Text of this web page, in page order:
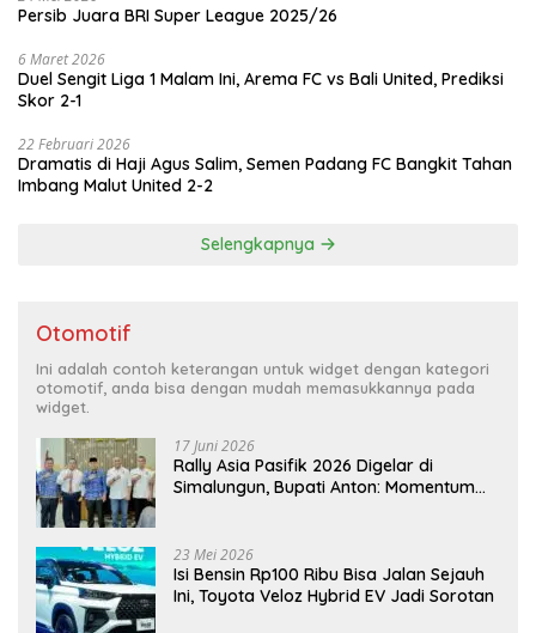
Persib Juara BRI Super League 2025/26
6 Maret 2026
Duel Sengit Liga 1 Malam Ini, Arema FC vs Bali United, Prediksi
Skor 2-1
22 Februari 2026
Dramatis di Haji Agus Salim, Semen Padang FC Bangkit Tahan
Imbang Malut United 2-2
Selengkapnya
Otomotif
Ini adalah contoh keterangan untuk widget dengan kategori
otomotif, anda bisa dengan mudah memasukkannya pada
widget.
17 Juni 2026
Rally Asia Pasifik 2026 Digelar di
Simalungun, Bupati Anton: Momentum
23 Mei 2026
Isi Bensin Rp100 Ribu Bisa Jalan Sejauh
Ini, Toyota Veloz Hybrid EV Jadi Sorotan